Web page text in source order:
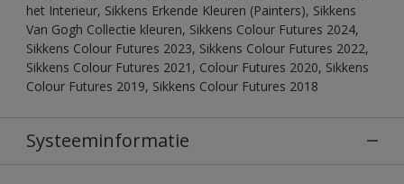
het Interieur, Sikkens Erkende Kleuren (Painters), Sikkens
Van Gogh Collectie kleuren, Sikkens Colour Futures 2024,
Sikkens Colour Futures 2023, Sikkens Colour Futures 2022,
Sikkens Colour Futures 2021, Colour Futures 2020, Sikkens
Colour Futures 2019, Sikkens Colour Futures 2018
Systeeminformatie